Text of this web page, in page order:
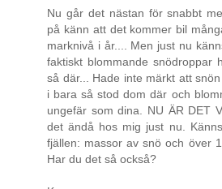
Nu går det nästan för snabbt
på känn att det kommer bil
marknivå i år.... Men just nu
faktiskt blommande snödroppar
så där... Hade inte märkt att
i bara så stod dom där och
ungefär som dina. NU ÄR DET
det ändå hos mig just nu.
fjällen: massor av snö och över
Har du det så också?